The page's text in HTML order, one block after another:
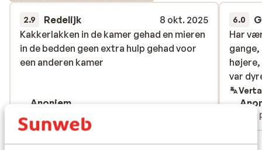
2.9 Redelijk
8 okt. 2025
Kakkerlakken in de kamer gehad en mieren
in de bedden geen extra hulp gehad voor
een anderen kamer
Kakkerlakken in de kamer gehad en mieren
in de bedden geen extra hulp gehad voor
een anderen kamer
Anoniem
Alleenstaande ouder
6.0
Har
var
Har
var
Bekijk alle 45 ervaringen